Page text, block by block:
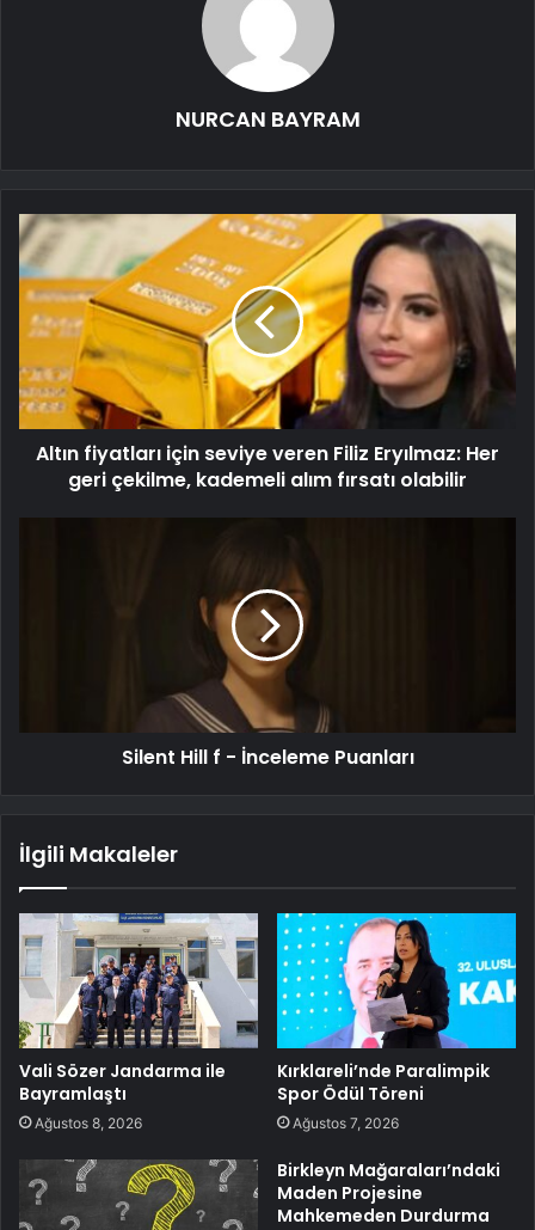
NURCAN BAYRAM
Altın fiyatları için seviye veren Filiz Eryılmaz: Her
geri çekilme, kademeli alım fırsatı olabilir
Silent Hill f - İnceleme Puanları
İlgili Makaleler
Vali Sözer Jandarma ile
Bayramlaştı
Ağustos 8, 2026
Kırklareli’nde Paralimpik
Spor Ödül Töreni
Ağustos 7, 2026
Birkleyn Mağaraları’ndaki
Maden Projesine
Mahkemeden Durdurma